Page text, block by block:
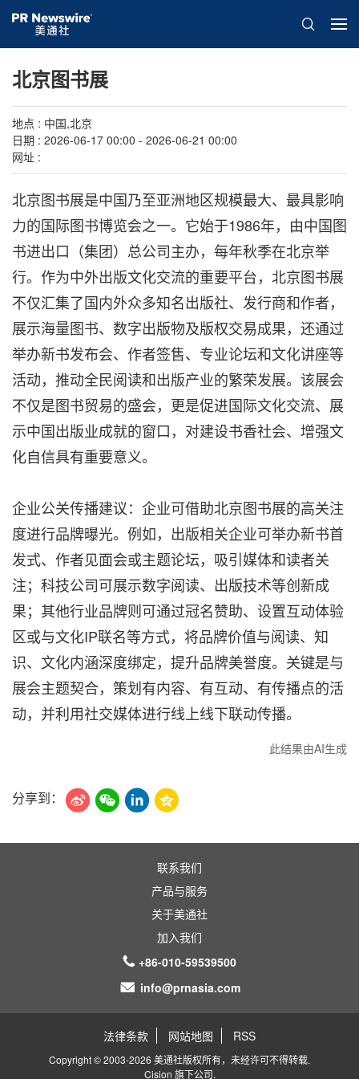
北京图书展
地点 : 中国,北京
日期 : 2026-06-17 00:00 - 2026-06-21 00:00
网址 :
北京图书展是中国乃至亚洲地区规模最大、最具影响
力的国际图书博览会之一。它始于1986年，由中国图
书进出口（集团）总公司主办，每年秋季在北京举
行。作为中外出版文化交流的重要平台，北京图书展
不仅汇集了国内外众多知名出版社、发行商和作者，
展示海量图书、数字出版物及版权交易成果，还通过
举办新书发布会、作者签售、专业论坛和文化讲座等
活动，推动全民阅读和出版产业的繁荣发展。该展会
不仅是图书贸易的盛会，更是促进国际文化交流、展
示中国出版业成就的窗口，对建设书香社会、增强文
化自信具有重要意义。
企业公关传播建议：企业可借助北京图书展的高关注
度进行品牌曝光。例如，出版相关企业可举办新书首
发式、作者见面会或主题论坛，吸引媒体和读者关
注；科技公司可展示数字阅读、出版技术等创新成
果；其他行业品牌则可通过冠名赞助、设置互动体验
区或与文化IP联名等方式，将品牌价值与阅读、知
识、文化内涵深度绑定，提升品牌美誉度。关键是与
展会主题契合，策划有内容、有互动、有传播点的活
动，并利用社交媒体进行线上线下联动传播。
此结果由AI生成
分享到：
联系我们
产品与服务
关于美通社
加入我们
+86-010-59539500
info@prnasia.com
法律条款 网站地图 RSS
Copyright © 2003-2026 美通社版权所有，未经许可不得转载.
Cision 旗下公司.